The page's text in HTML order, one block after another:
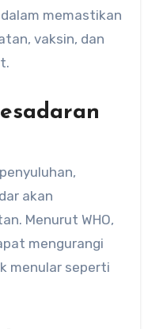
memastikan
vaksin, dan
akan
Menurut WHO,
mengurangi
menular seperti